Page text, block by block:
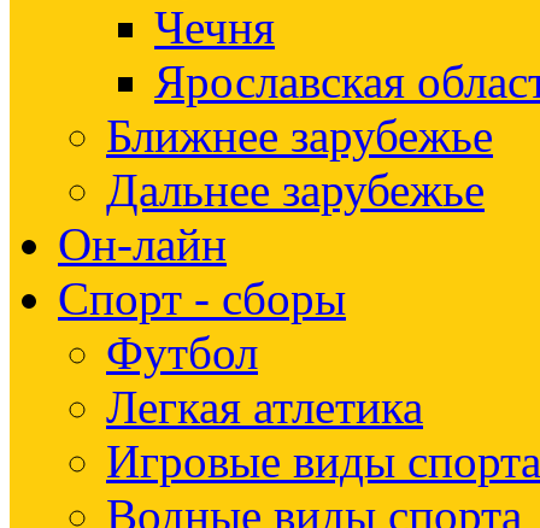
Чечня
Ярославская
Ближнее зарубежье
Дальнее зарубежье
Он-лайн
Спорт - сборы
Футбол
Легкая атлетика
Игровые виды спорта
Водные виды спорта